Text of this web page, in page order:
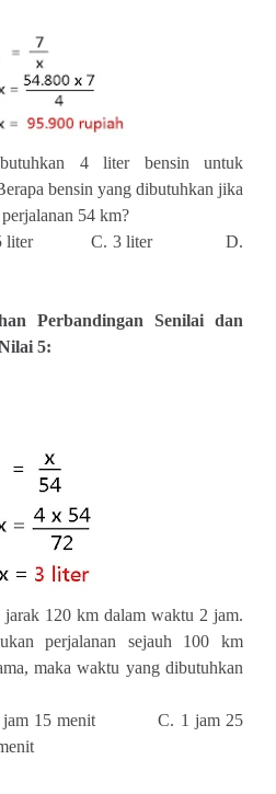
4 liter bensin untuk
bensin yang dibutuhkan jika
54 km?
liter C. 3 liter D.
Perbandingan Senilai dan
5:
jarak 120 km dalam waktu 2 jam.
perjalanan sejauh 100 km
maka waktu yang dibutuhkan
15 menit C. 1 jam 25